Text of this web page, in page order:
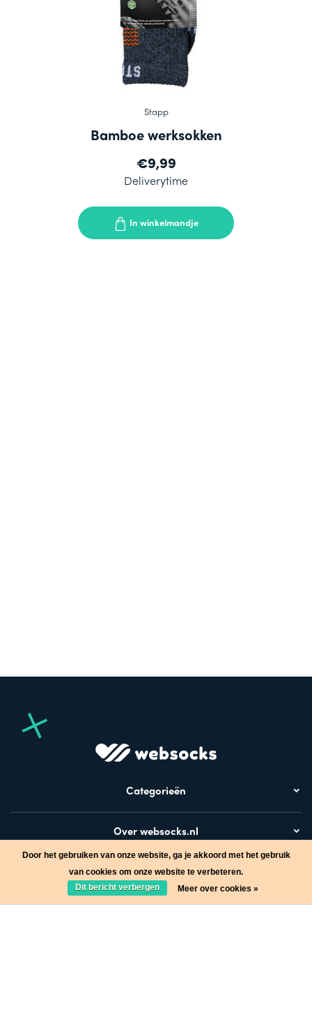
Stapp
Bamboe werksokken
€9,99
Deliverytime
In winkelmandje
Categorieën
Over websocks.nl
Bezoek ook
Door het gebruiken van onze website, ga je akkoord met het gebruik
van cookies om onze website te verbeteren.
Dit bericht verbergen
Meer over cookies »